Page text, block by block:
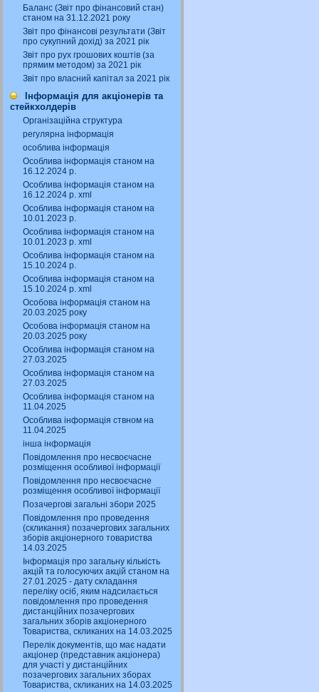
Баланс (Звіт про фінансовий стан)
станом на 31.12.2021 року
Звіт про фінансові результати (Звіт
про сукупний дохід) за 2021 рік
Звіт про рух грошових коштів (за
прямим методом) за 2021 рік
Звіт про власний капітал за 2021 рік
Інформація для акціонерів та
стейкхолдерів
Організаційна структура
регулярна інформація
особлива інформація
Особлива інформація станом на
16.12.2024 р.
Особлива інформація станом на
16.12.2024 р. xml
Особлива інформація станом на
10.01.2023 р.
Особлива інформація станом на
10.01.2023 р. xml
Особлива інформація станом на
15.10.2024 р.
Особлива інформація станом на
15.10.2024 р. xml
Особова інформація станом на
20.03.2025 року
Особова інформація станом на
20.03.2025 року
Особлива інформація станом на
27.03.2025
Особлива інформація станом на
27.03.2025
Особлива інформація станом на
11.04.2025
Особлива інформація ствном на
11.04.2025
інша інформація
Повідомлення про несвоєчасне
розміщення особливої інформації
Повідомлення про несвоєчасне
розміщення особливої інформації
Позачергові загальні збори 2025
Повідомлення про проведення
(скликання) позачергових загальних
зборів акціонерного товариства
14.03.2025
Інформація про загальну кількість
акцій та голосуючих акцій станом на
27.01.2025 - дату складання
переліку осіб, яким надсилається
повідомлення про проведення
дистанційних позачергових
загальних зборів акціонерного
Товариства, скликаних на 14.03.2025
Перелік документів, що має надати
акціонер (представник акціонера)
для участі у дистанційних
позачергових загальних зборах
Товариства, скликаних на 14.03.2025